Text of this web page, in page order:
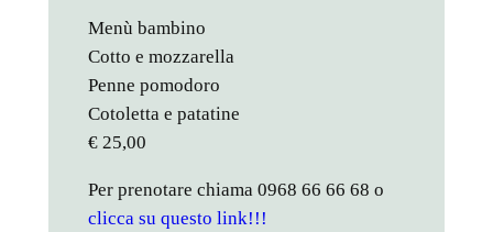
Menù bambino
Cotto e mozzarella
Penne pomodoro
Cotoletta e patatine
€ 25,00
Per prenotare chiama 0968 66 66 68 o
clicca su questo link!!!